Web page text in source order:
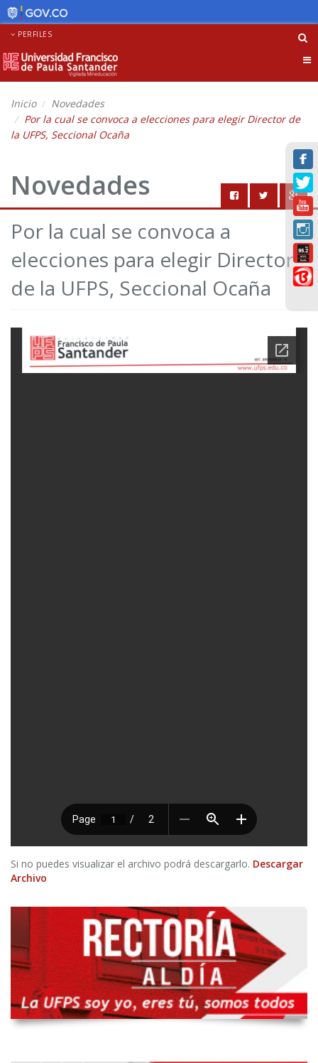
PERFILES
Inicio
Novedades
Por la cual se convoca a elecciones para elegir Director de
la UFPS, Seccional Ocaña
Novedades
Por la cual se convoca a
elecciones para elegir Director
de la UFPS, Seccional Ocaña
Si no puedes visualizar el archivo podrá descargarlo. Descargar
Archivo